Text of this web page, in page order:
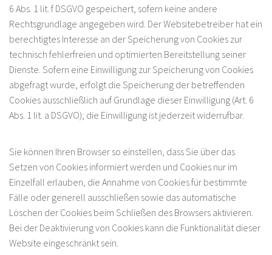
6 Abs. 1 lit. f DSGVO gespeichert, sofern keine andere
Rechtsgrundlage angegeben wird. Der Websitebetreiber hat ein
berechtigtes Interesse an der Speicherung von Cookies zur
technisch fehlerfreien und optimierten Bereitstellung seiner
Dienste. Sofern eine Einwilligung zur Speicherung von Cookies
abgefragt wurde, erfolgt die Speicherung der betreffenden
Cookies ausschließlich auf Grundlage dieser Einwilligung (Art. 6
Abs. 1 lit. a DSGVO); die Einwilligung ist jederzeit widerrufbar.
Sie können Ihren Browser so einstellen, dass Sie über das
Setzen von Cookies informiert werden und Cookies nur im
Einzelfall erlauben, die Annahme von Cookies für bestimmte
Fälle oder generell ausschließen sowie das automatische
Löschen der Cookies beim Schließen des Browsers aktivieren.
Bei der Deaktivierung von Cookies kann die Funktionalität dieser
Website eingeschränkt sein.